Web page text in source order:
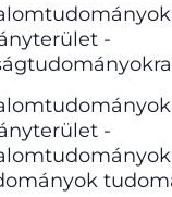
-
-